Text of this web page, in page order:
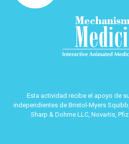
Esta actividad recibe el apoyo de
independientes de Bristol-Myers
Sharp & Dohme LLC, Novartis,